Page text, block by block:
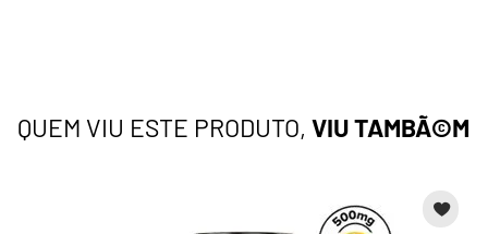
QUEM VIU ESTE PRODUTO, VIU TAMBÃ©M